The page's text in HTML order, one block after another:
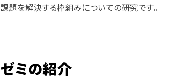
課題を解決する枠組みについての研究です。
ゼミの紹介